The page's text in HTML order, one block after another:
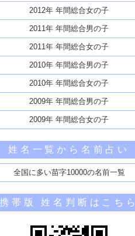
2012年 年間総合女の子
2011年 年間総合男の子
2011年 年間総合女の子
2010年 年間総合男の子
2010年 年間総合女の子
2009年 年間総合男の子
2009年 年間総合女の子
姓名一覧から名前占い
全国に多い苗字10000の名前一覧
携帯版 姓名判断はこちら